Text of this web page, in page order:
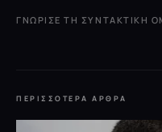
ΓΝΏΡΙΣΕ ΤΗ ΣΥΝΤΑΚΤΙΚΉ
ΠΕΡΙΣΣΌΤΕΡΑ ΆΡΘΡΑ